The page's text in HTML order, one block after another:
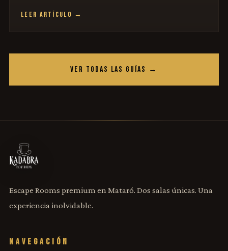
LEER ARTÍCULO →
VER TODAS LAS GUÍAS →
Escape Rooms premium en Mataró. Dos salas únicas. Una
experiencia inolvidable.
NAVEGACIÓN